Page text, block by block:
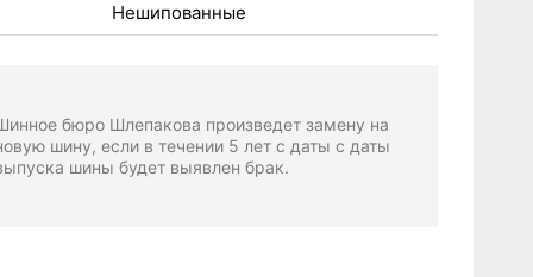
Нешипованные
бюро Шлепакова произведет замену на
шину, если в течении 5 лет с даты с даты
шины будет выявлен брак.